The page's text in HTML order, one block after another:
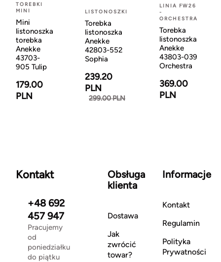
TOREBKI
MINI
Mini
listonoszka
torebka
Anekke
43703-
905 Tulip
179.00
PLN
LISTONOSZKI
Torebka
listonoszka
Anekke
42803-552
Sophia
239.20
PLN
299.00 PLN
LINIA FW26
-
ORCHESTRA
Torebka
listonoszka
Anekke
43803-039
Orchestra
369.00
PLN
Kontakt
+48 692
457 947
Pracujemy
od
poniedziałku
do piątku
Obsługa
klienta
Dostawa
Jak
zwrócić
towar?
Informacje
Kontakt
Regulamin
Polityka
Prywatności